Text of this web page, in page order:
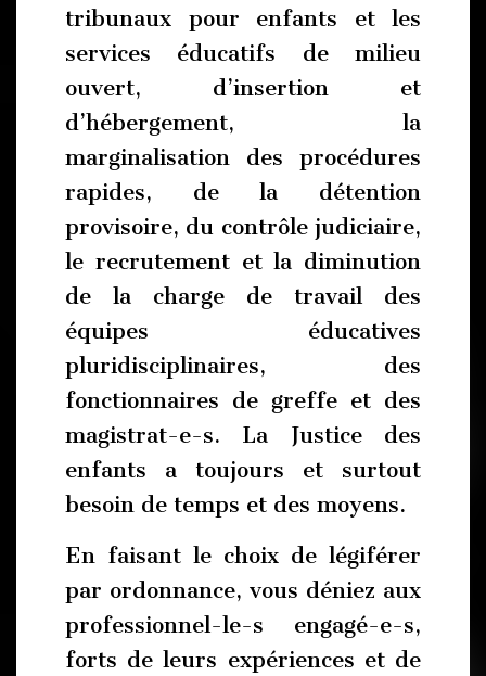
tribunaux pour enfants et les
services éducatifs de milieu
ouvert, d’insertion et
d’hébergement, la
marginalisation des procédures
rapides, de la détention
provisoire, du contrôle judiciaire,
le recrutement et la diminution
de la charge de travail des
équipes éducatives
pluridisciplinaires, des
fonctionnaires de greffe et des
magistrat-e-s. La Justice des
enfants a toujours et surtout
besoin de temps et des moyens.
En faisant le choix de légiférer
par ordonnance, vous déniez aux
professionnel-le-s engagé-e-s,
forts de leurs expériences et de